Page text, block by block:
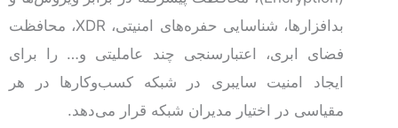
بدافزارها، شناسایی حفره‌های امنیتی، XDR، محافظت
فضای ابری، اعتبارسنجی چند عاملیتی و… را برای
ایجاد امنیت سایبری در شبکه کسب‌و‌کار‌ها در هر
مقیاسی در اختیار مدیران شبکه قرار می‌دهد.